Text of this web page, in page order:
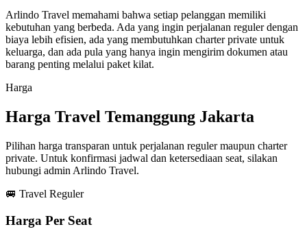
Arlindo Travel memahami bahwa setiap pelanggan memiliki
kebutuhan yang berbeda. Ada yang ingin perjalanan reguler dengan
biaya lebih efisien, ada yang membutuhkan charter private untuk
keluarga, dan ada pula yang hanya ingin mengirim dokumen atau
barang penting melalui paket kilat.
Harga
Harga Travel Temanggung Jakarta
Pilihan harga transparan untuk perjalanan reguler maupun charter
private. Untuk konfirmasi jadwal dan ketersediaan seat, silakan
hubungi admin Arlindo Travel.
🚐 Travel Reguler
Harga Per Seat